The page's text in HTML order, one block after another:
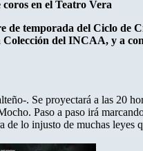
en el Teatro Vera
de temporada del Ciclo de
del INCAA, y a
. Se proyectará a las 20
Paso a paso irá
lo injusto de muchas leyes